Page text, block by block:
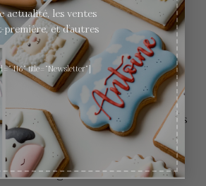
actualité, les ventes
première, et d'autres
title="Newsletter"]
de chez Sugarflair est
de beaux effets à vos
royal, à vos fondants, pâtes
douceurs.
? bien agiter avant utilisation